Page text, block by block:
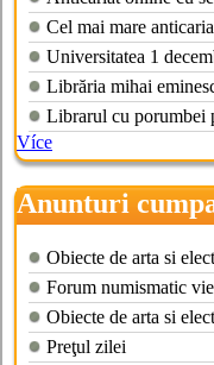
Cel mai mare
Universitatea 1
Librăria mihai
Librarul cu porumbei
Více
Anunturi
Obiecte de arta si
Forum numismatic
Obiecte de arta si
Preţul zilei